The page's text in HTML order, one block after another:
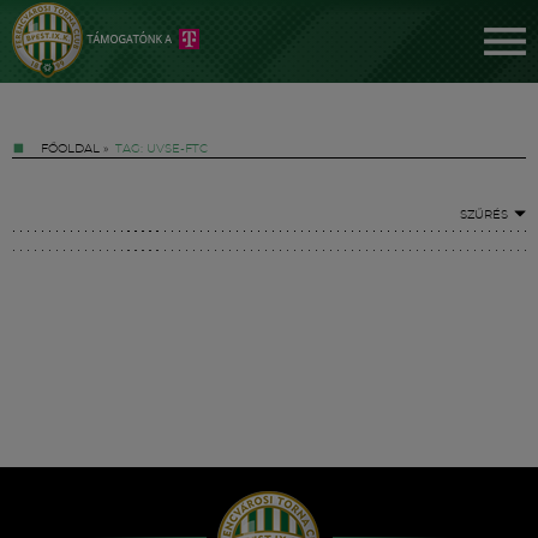
FŐOLDAL » TAG: UVSE-FTC
SZŰRÉS
Hírek